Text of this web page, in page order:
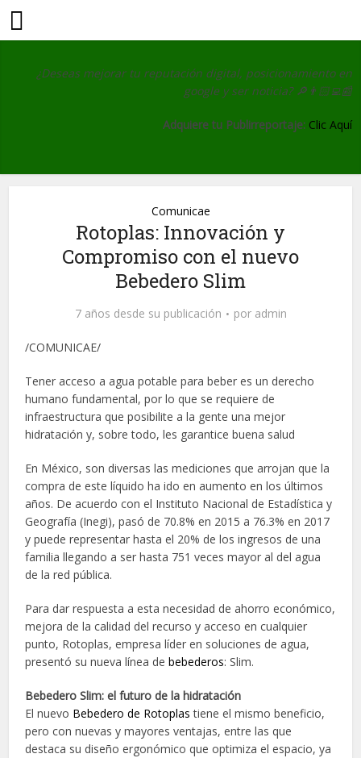
¿Deseas mejorar tu reputación digital, posicionamiento en
google y ser noticia? 🔎👨🏻‍💻📰
Adquiere tu Publirreportaje: Clic Aquí
Comunicae
Rotoplas: Innovación y
Compromiso con el nuevo
Bebedero Slim
7 años desde su publicación por admin
/COMUNICAE/
Tener acceso a agua potable para beber es un derecho
humano fundamental, por lo que se requiere de
infraestructura que posibilite a la gente una mejor
hidratación y, sobre todo, les garantice buena salud
En México, son diversas las mediciones que arrojan que la
compra de este líquido ha ido en aumento en los últimos
años. De acuerdo con el Instituto Nacional de Estadística y
Geografía (Inegi), pasó de 70.8% en 2015 a 76.3% en 2017
y puede representar hasta el 20% de los ingresos de una
familia llegando a ser hasta 751 veces mayor al del agua
de la red pública.
Para dar respuesta a esta necesidad de ahorro económico,
mejora de la calidad del recurso y acceso en cualquier
punto, Rotoplas, empresa líder en soluciones de agua,
presentó su nueva línea debebederos: Slim.
Bebedero Slim: el futuro de la hidratación
El nuevo Bebedero de Rotoplas tiene el mismo beneficio,
pero con nuevas y mayores ventajas, entre las que
destaca su diseño ergonómico que optimiza el espacio, ya